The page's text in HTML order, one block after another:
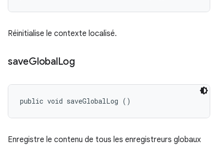
Réinitialise le contexte localisé.
saveGlobalLog
public void saveGlobalLog ()
Enregistre le contenu de tous les enregistreurs globaux